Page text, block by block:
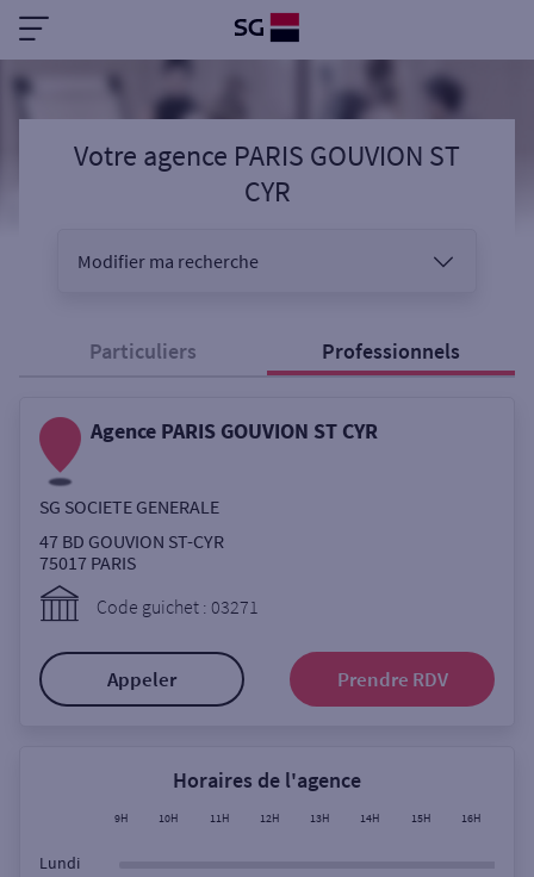
Votre agence PARIS GOUVION ST
CYR
Modifier ma recherche
Sélectionnez votre recherche
Ouverte le samedi
ou
Particuliers Professionnels
Agence PARIS GOUVION ST CYR
SG SOCIETE GENERALE
47 BD GOUVION ST-CYR
75017 PARIS
Code guichet : 03271
Appeler Prendre RDV
Horaires de l'agence
9H 10H 11H 12H 13H 14H 15H 16H
Lundi